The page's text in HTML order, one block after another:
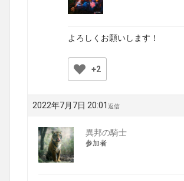
よろしくお願いします！
+2
2022年7月7日 20:01 返信
異邦の騎士
参加者